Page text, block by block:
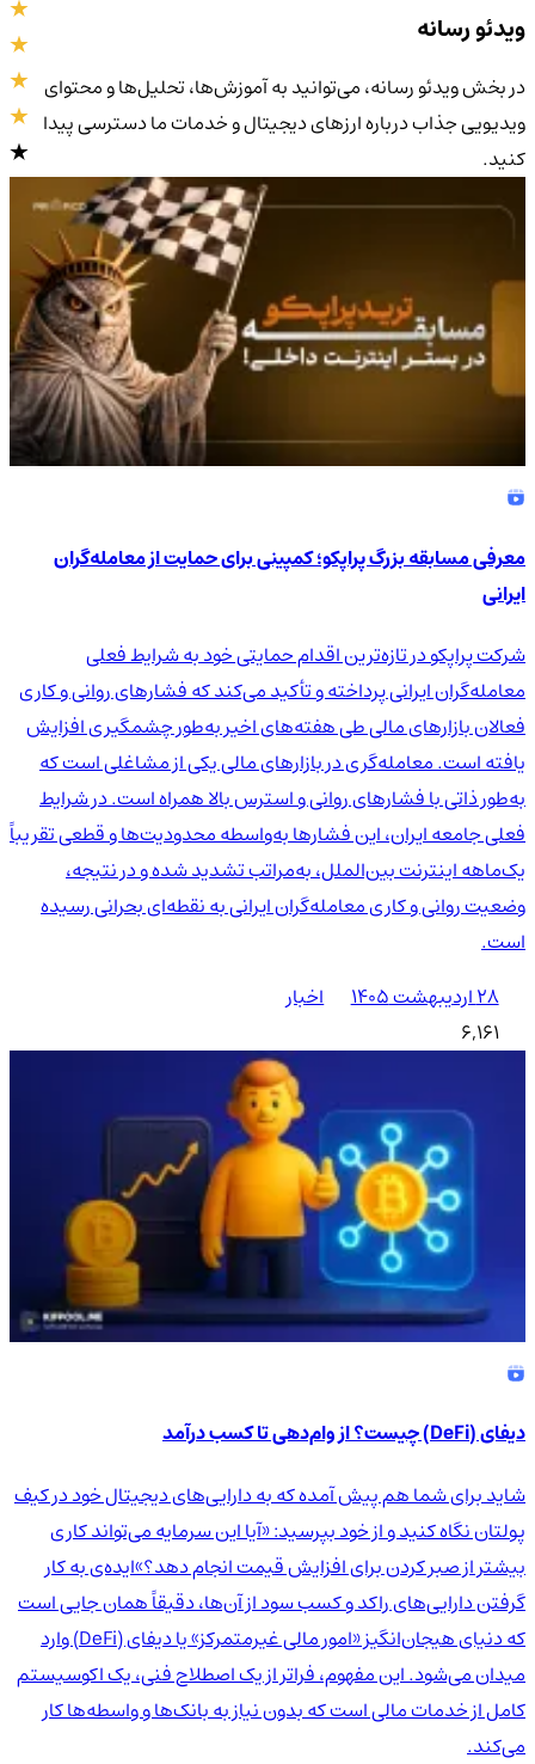
4.9/5
ویدئو رسانه
در بخش ویدئو رسانه، می‌توانید به آموزش‌ها، تحلیل‌ها و محتوای
ویدیویی جذاب درباره ارزهای دیجیتال و خدمات ما دسترسی پیدا
کنید.
معرفی مسابقه بزرگ پراپکو؛ کمپینی برای حمایت از معامله‌گران
ایرانی
شرکت پراپکو در تازه‌ترین اقدام حمایتی خود به شرایط فعلی
معامله‌گران ایرانی پرداخته و تأکید می‌کند که فشارهای روانی و کاری
فعالان بازارهای مالی طی هفته‌های اخیر به‌طور چشمگیری افزایش
یافته است. معامله‌گری در بازارهای مالی یکی از مشاغلی است که
به‌طور ذاتی با فشارهای روانی و استرس بالا همراه است. در شرایط
فعلی جامعه ایران، این فشارها به‌واسطه محدودیت‌ها و قطعی تقریباً
یک‌ماهه اینترنت بین‌الملل، به‌مراتب تشدید شده و در نتیجه،
وضعیت روانی و کاری معامله‌گران ایرانی به نقطه‌ای بحرانی رسیده
است.
۲۸ اردیبهشت ۱۴۰۵
اخبار
6,161
دیفای (DeFi) چیست؟ از وام‌دهی تا کسب درآمد
شاید برای شما هم پیش آمده که به دارایی‌های دیجیتال خود در کیف
پولتان نگاه کنید و از خود بپرسید: «آیا این سرمایه می‌تواند کاری
بیشتر از صبر کردن برای افزایش قیمت انجام دهد؟»ایده‌ی به کار
گرفتن دارایی‌های راکد و کسب سود از آن‌ها، دقیقاً همان جایی است
که دنیای هیجان‌انگیز «امور مالی غیرمتمرکز» یا دیفای (DeFi) وارد
میدان می‌شود. این مفهوم، فراتر از یک اصطلاح فنی، یک اکوسیستم
کامل از خدمات مالی است که بدون نیاز به بانک‌ها و واسطه‌ها کار
می‌کند.